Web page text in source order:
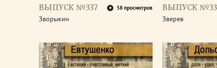
ВЫПУСК №337 58 просмотров
Зворыкин
ВЫПУСК
Зверев